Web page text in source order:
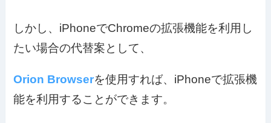
しかし、iPhoneでChromeの拡張機能を利用し
たい場合の代替案として、
Orion Browserを使用すれば、iPhoneで拡張機
能を利用することができます。